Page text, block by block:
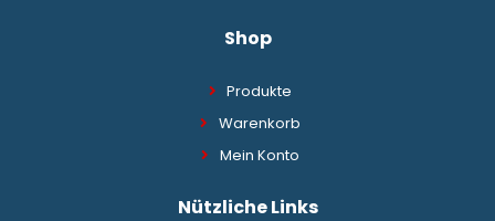
Shop
Produkte
Warenkorb
Mein Konto
Nützliche Links